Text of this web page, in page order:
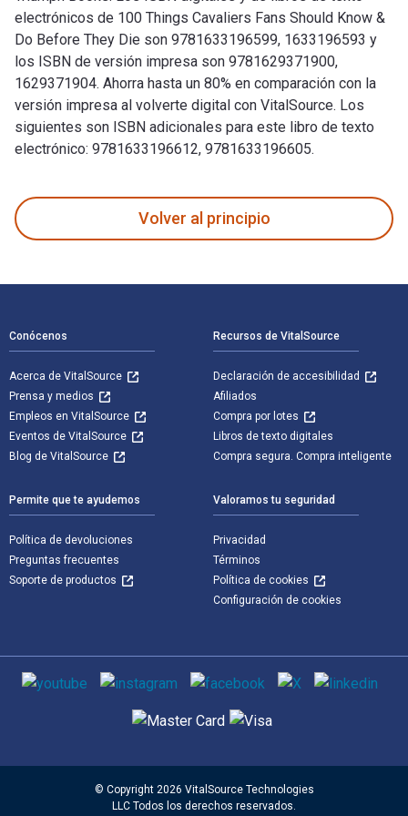
electrónicos de 100 Things Cavaliers Fans Should Know &
Do Before They Die son 9781633196599, 1633196593 y
los ISBN de versión impresa son 9781629371900,
1629371904. Ahorra hasta un 80% en comparación con la
versión impresa al volverte digital con VitalSource. Los
siguientes son ISBN adicionales para este libro de texto
electrónico: 9781633196612, 9781633196605.
Volver al principio
Conócenos
Acerca de VitalSource
Prensa y medios
Empleos en VitalSource
Eventos de VitalSource
Blog de VitalSource
Recursos de VitalSource
Declaración de accesibilidad
Afiliados
Compra por lotes
Libros de texto digitales
Compra segura. Compra inteligente
Permite que te ayudemos
Política de devoluciones
Preguntas frecuentes
Soporte de productos
Valoramos tu seguridad
Privacidad
Términos
Política de cookies
Configuración de cookies
Medios de comunicación social
Métodos de pago admitidos
© Copyright 2026 VitalSource Technologies
LLC Todos los derechos reservados.